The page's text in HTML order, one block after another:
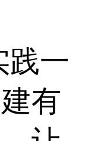
一
有